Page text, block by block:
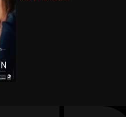
politiskt djupsinne
politisk identitetskris
och finansmarknadens
med Eric